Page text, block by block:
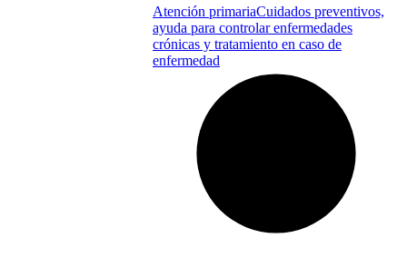
Atención primariaCuidados preventivos,
ayuda para controlar enfermedades
crónicas y tratamiento en caso de
enfermedad